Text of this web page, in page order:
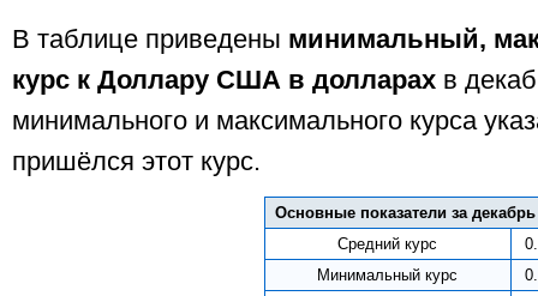
В таблице приведены минимальный,
курс к Доллару США в долларах в
минимального и максимального курса
пришёлся этот курс.
Основные показатели за декабрь
Средний курс
Минимальный курс